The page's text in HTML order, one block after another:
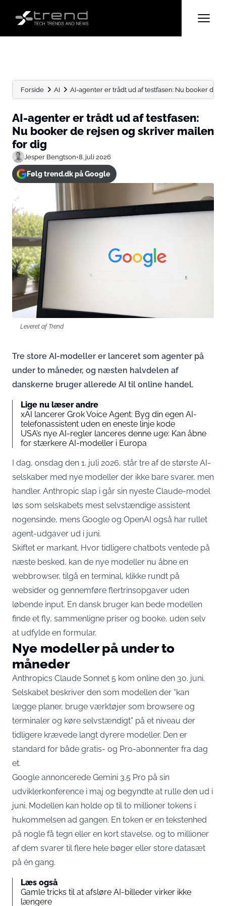
Forside AI AI-agenter er trådt ud af testfasen: Nu booker de
AI-agenter er trådt ud af testfasen:
Nu booker de rejsen og skriver mailen
for dig
Jesper Bengtson•8. juli 2026
Følg trend.dk på Google
Leveret af Trend
Tre store AI-modeller er lanceret som agenter på
under to måneder, og næsten halvdelen af
danskerne bruger allerede AI til online handel.
Lige nu læser andre
xAI lancerer Grok Voice Agent: Byg din egen AI-
telefonassistent uden en eneste linje kode
USA’s nye AI-regler lanceres denne uge: Kan åbne
for stærkere AI-modeller i Europa
I dag, onsdag den 1. juli 2026, står tre af de største AI-
selskaber med nye modeller der ikke bare svarer, men
handler. Anthropic slap i går sin nyeste Claude-model
løs som selskabets mest selvstændige assistent
nogensinde, mens Google og OpenAI også har rullet
agent-udgaver ud i juni.
Skiftet er markant. Hvor tidligere chatbots ventede på
næste besked, kan de nye modeller nu åbne en
webbrowser, tilgå en terminal, klikke rundt på
websider og gennemføre flertrinsopgaver uden
løbende input. En dansk bruger kan bede modellen
finde et fly, sammenligne priser og booke, uden selv
at udfylde en formular.
Nye modeller på under to
måneder
Anthropics Claude Sonnet 5 kom online den 30. juni.
Selskabet beskriver den som modellen der “kan
lægge planer, bruge værktøjer som browsere og
terminaler og køre selvstændigt” på et niveau der
tidligere krævede langt dyrere modeller. Den er
standard for både gratis- og Pro-abonnenter fra dag
et.
Google annoncerede Gemini 3.5 Pro på sin
udviklerkonference i maj og begyndte at rulle den ud i
juni. Modellen kan holde op til to millioner tokens i
hukommelsen ad gangen. En token er en tekstenhed
på nogle få tegn eller en kort stavelse, og to millioner
af dem svarer til flere hele bøger eller store datasæt
på én gang.
Læs også
Gamle tricks til at afsløre AI-billeder virker ikke
længere